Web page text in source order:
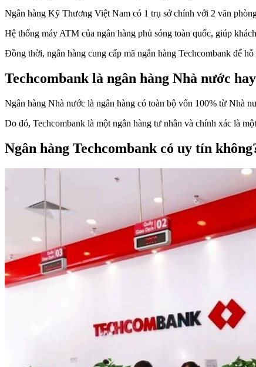
Ngân hàng Kỹ Thương Việt Nam có 1 trụ sở chính với 2 văn
Hệ thống máy ATM của ngân hàng phủ sóng toàn quốc, giúp
Đồng thời, ngân hàng cung cấp mã ngân hàng Techcombank để
Techcombank là ngân hàng Nhà nước
Ngân hàng Nhà nước là ngân hàng có toàn bộ vốn 100% từ Nhà
Do đó, Techcombank là một ngân hàng tư nhân và chính xác là
Ngân hàng Techcombank có uy tín